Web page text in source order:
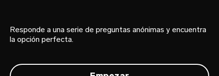
Responde a una serie de preguntas anónimas y encuentra
la opción perfecta.